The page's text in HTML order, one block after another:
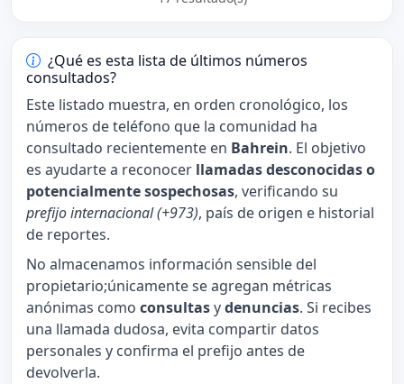
¿Qué es esta lista de últimos números
consultados?
Este listado muestra, en orden cronológico, los
números de teléfono que la comunidad ha
consultado recientemente en Bahrein. El objetivo
es ayudarte a reconocer llamadas desconocidas o
potencialmente sospechosas, verificando su
prefijo internacional (+973), país de origen e historial
de reportes.
No almacenamos información sensible del
propietario;únicamente se agregan métricas
anónimas como consultasydenuncias. Si recibes
una llamada dudosa, evita compartir datos
personales y confirma el prefijo antes de
devolverla.